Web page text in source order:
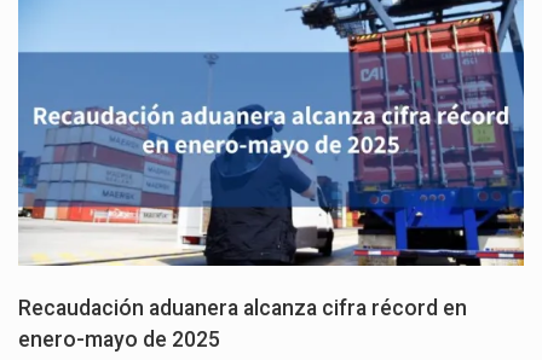
Recaudación aduanera alcanza cifra récord en
enero-mayo de 2025